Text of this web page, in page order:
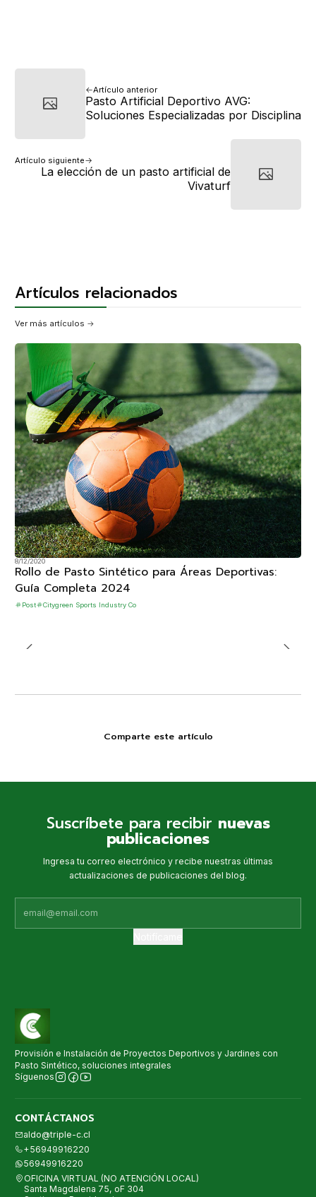
Artículo anterior
Pasto Artificial Deportivo AVG:
Soluciones Especializadas por Disciplina
Artículo siguiente
La elección de un pasto artificial de
Vivaturf
Artículos relacionados
Ver más artículos
8/12/2020
Rollo de Pasto Sintético para Áreas Deportivas:
Guía Completa 2024
Post Citygreen Sports Industry Co
Comparte este artículo
Suscríbete para recibir nuevas
publicaciones
Ingresa tu correo electrónico y recibe nuestras últimas
actualizaciones de publicaciones del blog.
Provisión e Instalación de Proyectos Deportivos y Jardines con
Pasto Sintético, soluciones integrales
Síguenos
CONTÁCTANOS
aldo@triple-c.cl
+56949916220
56949916220
OFICINA VIRTUAL (NO ATENCIÓN LOCAL)
Santa Magdalena 75, oF 304